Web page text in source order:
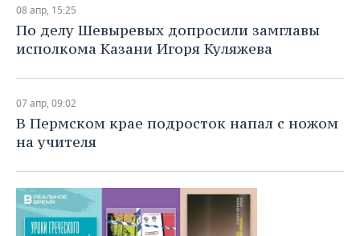
08 апр, 15:25
По делу Шевыревых допросили замглавы
исполкома Казани Игоря Куляжева
07 апр, 09:02
В Пермском крае подросток напал с ножом
на учителя